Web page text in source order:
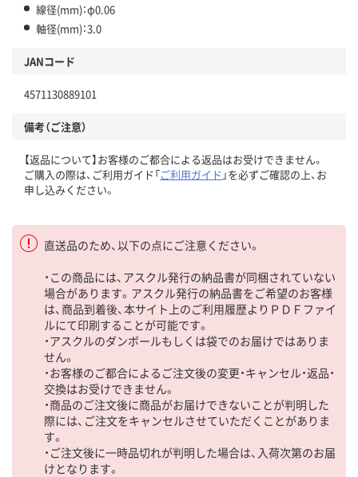
線径(mm)：φ0.06
軸径(mm)：3.0
JANコード
4571130889101
備考（ご注意）
【返品について】お客様のご都合による返品はお受けできません。
ご購入の際は、ご利用ガイド「ご利用ガイド 」を必ずご確認の上、お
申し込みください。
直送品のため、以下の点にご注意ください。
・この商品には、アスクル発行の納品書が同梱されていない
場合があります。アスクル発行の納品書をご希望のお客様
は、商品到着後、本サイト上のご利用履歴よりＰＤＦファイ
ルにて印刷することが可能です。
・アスクルのダンボールもしくは袋でのお届けではありま
せん。
・お客様のご都合によるご注文後の変更・キャンセル・返品・
交換はお受けできません。
・商品のご注文後に商品がお届けできないことが判明した
際には、ご注文をキャンセルさせていただくことがありま
す。
・ご注文後に一時品切れが判明した場合は、入荷次第のお届
けとなります。